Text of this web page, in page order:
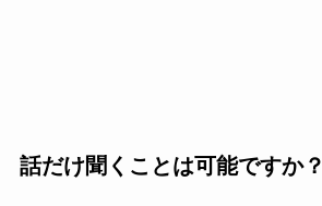
話だけ聞くことは可能ですか？